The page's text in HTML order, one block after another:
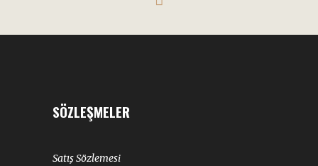
SÖZLEŞMELER
Satış Sözlemesi